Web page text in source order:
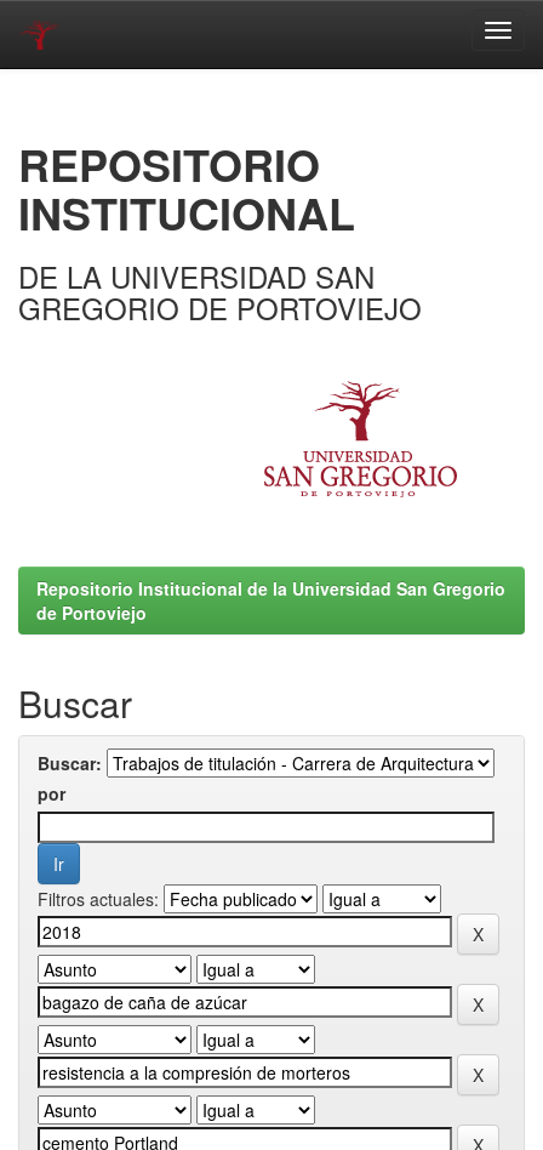
REPOSITORIO
INSTITUCIONAL
DE LA UNIVERSIDAD SAN
GREGORIO DE PORTOVIEJO
Repositorio Institucional de la Universidad San Gregorio
de Portoviejo
Buscar
Buscar:
por
Filtros actuales: